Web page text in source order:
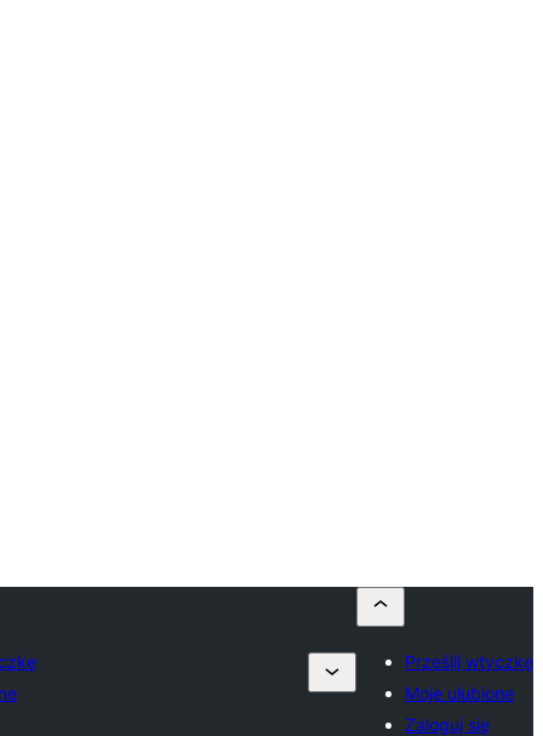
Prześlij wtyczkę
Moje ulubione
Zaloguj się